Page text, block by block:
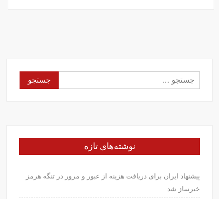
جستجو
برای:
نوشته‌های تازه
پیشنهاد ایران برای دریافت هزینه از عبور و مرور در تنگه هرمز
خبرساز شد